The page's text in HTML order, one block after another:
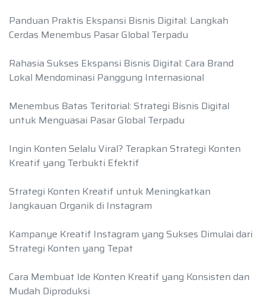
Panduan Praktis Ekspansi Bisnis Digital: Langkah
Cerdas Menembus Pasar Global Terpadu
Rahasia Sukses Ekspansi Bisnis Digital: Cara Brand
Lokal Mendominasi Panggung Internasional
Menembus Batas Teritorial: Strategi Bisnis Digital
untuk Menguasai Pasar Global Terpadu
Ingin Konten Selalu Viral? Terapkan Strategi Konten
Kreatif yang Terbukti Efektif
Strategi Konten Kreatif untuk Meningkatkan
Jangkauan Organik di Instagram
Kampanye Kreatif Instagram yang Sukses Dimulai dari
Strategi Konten yang Tepat
Cara Membuat Ide Konten Kreatif yang Konsisten dan
Mudah Diproduksi